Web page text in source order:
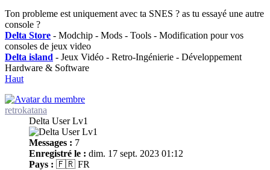
Ton probleme est uniquement avec ta SNES ? as tu essayé une autre
console ?
Delta Store - Modchip - Mods - Tools - Modification pour vos
consoles de jeux video
Delta island - Jeux Vidéo - Retro-Ingénierie - Développement
Hardware & Software
Haut
retrokatana
Delta User Lv1
Messages : 7
Enregistré le : dim. 17 sept. 2023 01:12
Pays : 🇫🇷 FR